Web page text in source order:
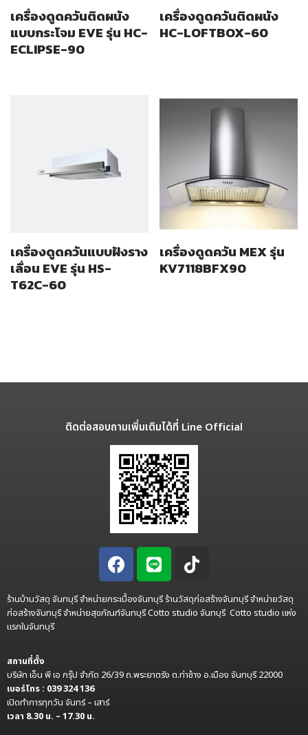
เครื่องดูดควันติดผนัง
แบบกระโจม EVE รุ่น HC-
ECLIPSE-90
เครื่องดูดควันติดผนัง
HC-LOFTBOX-60
เครื่องดูดควันแบบฝังราง
เลื่อน EVE รุ่น HS-
T62C-60
เครื่องดูดควัน MEX รุ่น
KV7118BFX90
ติดต่อสอบถามเพิ่มเติมได้ที่ Line Official
ร้านบ้านวัสดุ จันทบุรี จำหน่ายกระเบื้องจันทบุรี ร้านวัสดุก่อสร้างจันทบุรี จำหน่ายวัสดุ
ก่อสร้างจันทบุรี จำหน่ายสุขภัณฑ์จันทบุรี Cotto studio จันทบุรี Cotto studio แห่ง
แรกในจันทบุรี
สถานที่ตั้ง
บริษัท เอ็น พี เอ กรุ๊ป จำกัด 26/39 ถ.พระยาตรัง ต.ท่าช้าง อ.เมือง จันทบุรี 22000
เบอร์โทร : 039 324 136
เปิดทำการทุกวัน จันทร์ – เสาร์
เวลา 8.30 น. – 17.30 น.